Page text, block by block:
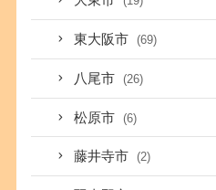
東大阪市 (69)
八尾市 (26)
松原市 (6)
藤井寺市 (2)